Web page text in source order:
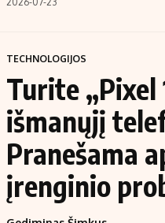
TECHNOLOGIJOS
Turite „Pixel
išmanųjį
Pranešama
įrenginio